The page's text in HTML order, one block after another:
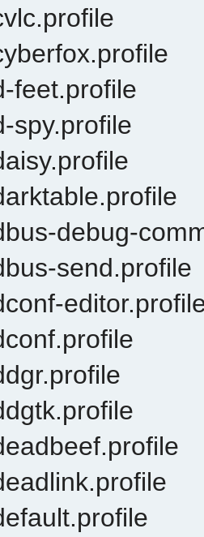
feet.profile
spy.profile
debug-
send.profile